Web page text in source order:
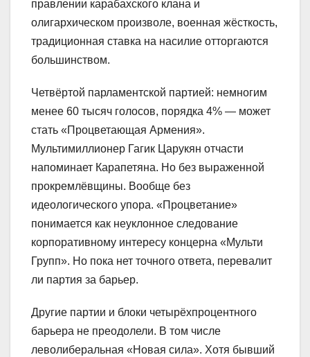
правлении карабахского клана и
олигархическом произволе, военная жёсткость,
традиционная ставка на насилие отторгаются
большинством.
Четвёртой парламентской партией: немногим
менее 60 тысяч голосов, порядка 4% — может
стать «Процветающая Армения».
Мультимиллионер Гагик Царукян отчасти
напоминает Карапетяна. Но без выраженной
прокремлёвщины. Вообще без
идеологического упора. «Процветание»
понимается как неуклонное следование
корпоративному интересу концерна «Мульти
Групп». Но пока нет точного ответа, перевалит
ли партия за барьер.
Другие партии и блоки четырёхпроцентного
барьера не преодолели. В том числе
леволиберальная «Новая сила». Хотя бывший